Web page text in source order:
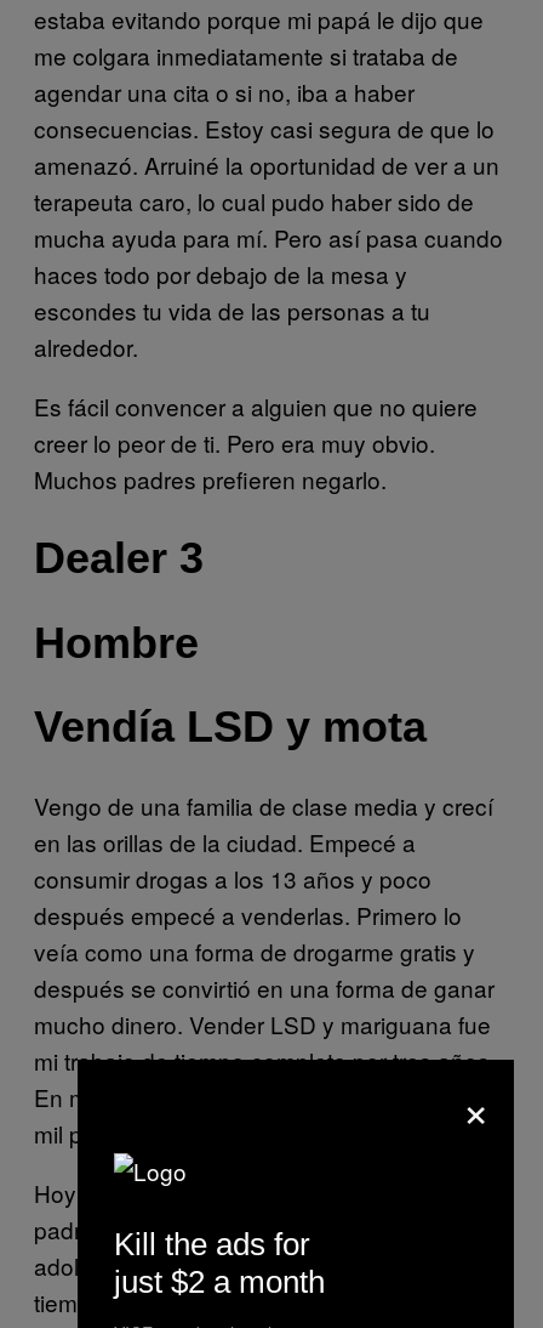
estaba evitando porque mi papá le dijo que
me colgara inmediatamente si trataba de
agendar una cita o si no, iba a haber
consecuencias. Estoy casi segura de que lo
amenazó. Arruiné la oportunidad de ver a un
terapeuta caro, lo cual pudo haber sido de
mucha ayuda para mí. Pero así pasa cuando
haces todo por debajo de la mesa y
escondes tu vida de las personas a tu
alrededor.
Es fácil convencer a alguien que no quiere
creer lo peor de ti. Pero era muy obvio.
Muchos padres prefieren negarlo.
Dealer 3
Hombre
Vendía LSD y mota
Vengo de una familia de clase media y crecí
en las orillas de la ciudad. Empecé a
consumir drogas a los 13 años y poco
después empecé a venderlas. Primero lo
veía como una forma de drogarme gratis y
después se convirtió en una forma de ganar
mucho dinero. Vender LSD y mariguana fue
mi trabajo de tiempo completo por tres años.
En mi mejor momento ganaba más de 350
mil pesos al mes.
Hoy en día tengo una buena relación con mis
padres pero fue muy difícil en mi
adolescencia porque estaba drogado todo el
tiempo y siempre mentía. Tenían sus
×
Kill the ads for
just $2 a month